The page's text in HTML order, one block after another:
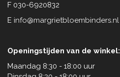
F 030-6920832
E info@margrietbloembinders.nl
Openingstijden van de winkel:
Maandag 8:30 - 18:00 uur